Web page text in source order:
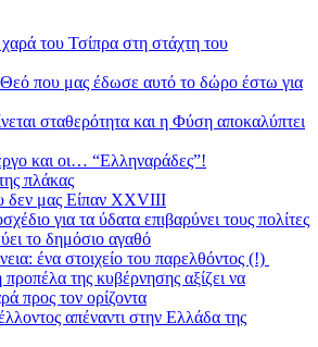
του Τσίπρα στη στάχτη του
που μας έδωσε αυτό το δώρο έστω για
σταθερότητα και η Φύση αποκαλύπτει
και οι… “Ελληναράδες”!
πλάκας
δεν μας Είπαν XXVIII
για τα ύδατα επιβαρύνει τους πολίτες
το δημόσιο αγαθό
ένα στοιχείο του παρελθόντος (!)
της κυβέρνησης αξίζει να
προς τον ορίζοντα
απέναντι στην Ελλάδα της